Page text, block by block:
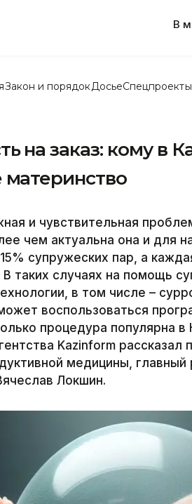
В
Закон и порядок ДосьеСпецпроекты
на заказ: кому в
материнство
и чувствительная
чем актуальна она и для
супружеских пар, а
В таких случаях на помощь
в том числе –
воспользоваться
процедура популярна
Kazinform рассказал
медицины,
Локшин.